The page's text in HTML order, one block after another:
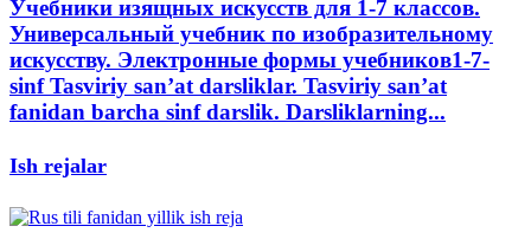
Учебники изящных искусств для 1-7 классов.
Универсальный учебник по изобразительному
искусству. Электронные формы учебников1-7-
sinf Tasviriy san’at darsliklar. Tasviriy san’at
fanidan barcha sinf darslik. Darsliklarning...
Ish rejalar